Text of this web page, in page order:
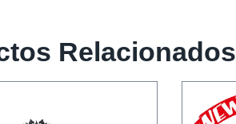
Relacionados